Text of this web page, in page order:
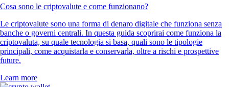
Cosa sono le criptovalute e come funzionano?
Le criptovalute sono una forma di denaro digitale che funziona senza
banche o governi centrali. In questa guida scoprirai come funziona la
criptovaluta, su quale tecnologia si basa, quali sono le tipologie
principali, come acquistarla e conservarla, oltre a rischi e prospettive
future.
Learn more